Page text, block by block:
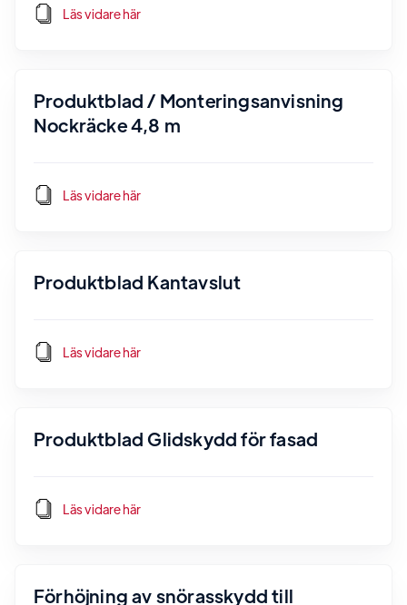
Läs vidare här
Produktblad / Monteringsanvisning
Nockräcke 4,8 m
Läs vidare här
Produktblad Kantavslut
Läs vidare här
Produktblad Glidskydd för fasad
Läs vidare här
Förhöjning av snörasskydd till